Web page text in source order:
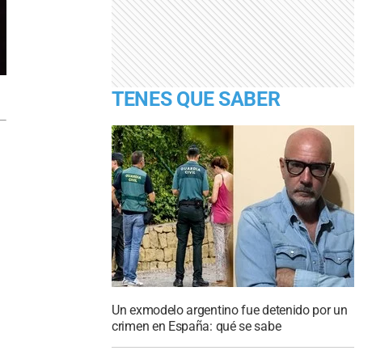
TENES QUE SABER
Un exmodelo argentino fue detenido por un
crimen en España: qué se sabe